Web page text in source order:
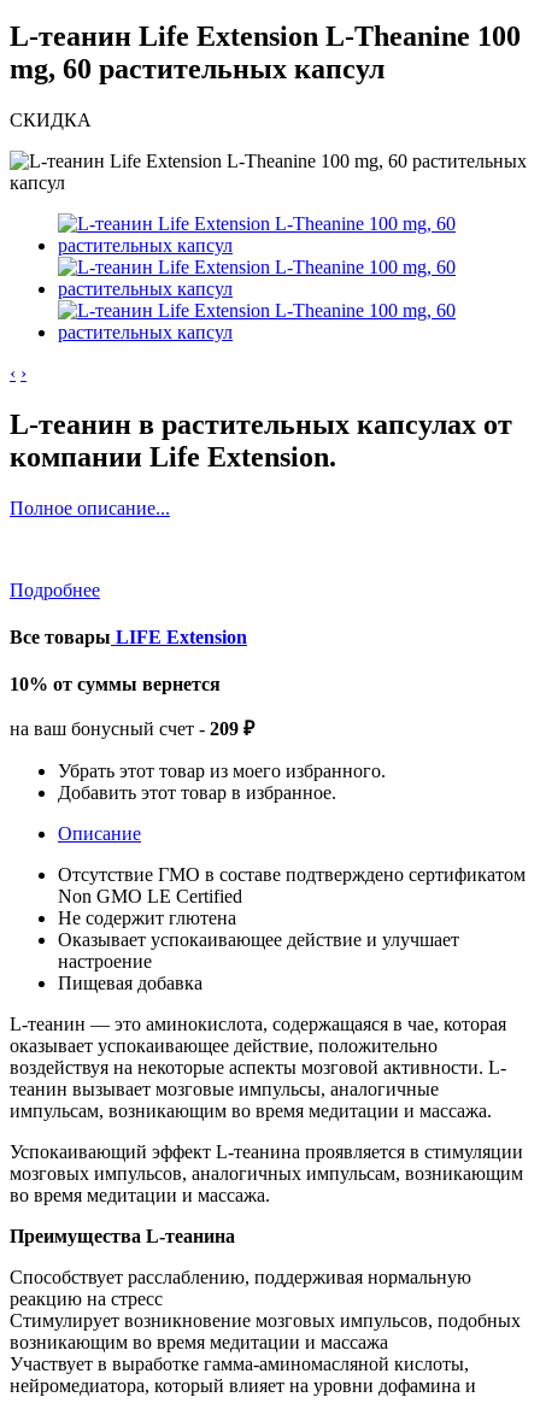
L-теанин Life Extension L-Theanine 100
mg, 60 растительных капсул
СКИДКА
‹ ›
L-теанин в растительных капсулах от
компании Life Extension.
Полное описание...
Подробнее
Все товары LIFE Extension
10% от суммы вернется
на ваш бонусный счет - 209 ₽
Убрать этот товар из моего избранного.
Добавить этот товар в избранное.
Описание
Отсутствие ГМО в составе подтверждено сертификатом
Non GMO LE Certified
Не содержит глютена
Оказывает успокаивающее действие и улучшает
настроение
Пищевая добавка
L-теанин — это аминокислота, содержащаяся в чае, которая
оказывает успокаивающее действие, положительно
воздействуя на некоторые аспекты мозговой активности. L-
теанин вызывает мозговые импульсы, аналогичные
импульсам, возникающим во время медитации и массажа.
Успокаивающий эффект L-теанина проявляется в стимуляции
мозговых импульсов, аналогичных импульсам, возникающим
во время медитации и массажа.
Преимущества L-теанина
Способствует расслаблению, поддерживая нормальную
реакцию на стресс
Стимулирует возникновение мозговых импульсов, подобных
возникающим во время медитации и массажа
Участвует в выработке гамма-аминомасляной кислоты,
нейромедиатора, который влияет на уровни дофамина и